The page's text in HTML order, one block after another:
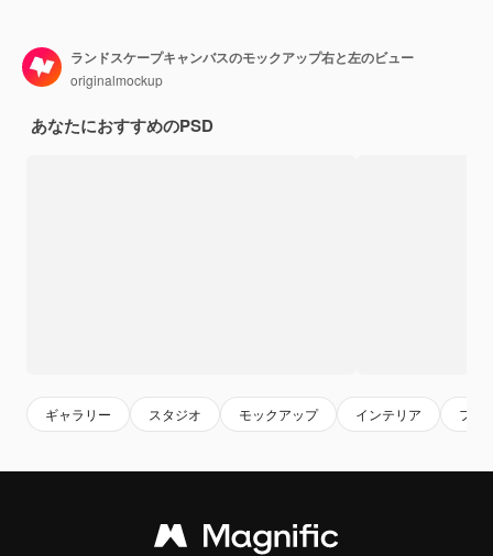
ランドスケープキャンバスのモックアップ右と左のビュー
originalmockup
あなたにおすすめのPSD
ギャラリー スタジオ モックアップ インテリア フレ